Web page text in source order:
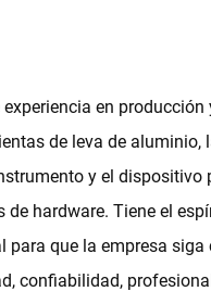
en
de leva de aluminio,
y el dispositivo
hardware. Tiene el
que la empresa siga
confiabilidad,